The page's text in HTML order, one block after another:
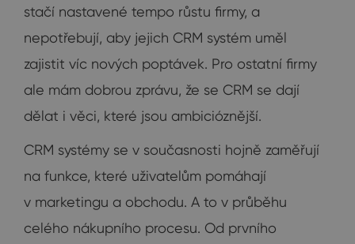
stačí nastavené tempo růstu firmy, a
nepotřebují, aby jejich CRM systém uměl
zajistit víc nových poptávek. Pro ostatní firmy
ale mám dobrou zprávu, že se CRM se dají
dělat i věci, které jsou ambicióznější.
CRM systémy se v současnosti hojně zaměřují
na funkce, které uživatelům pomáhají
v marketingu a obchodu. A to v průběhu
celého nákupního procesu. Od prvního